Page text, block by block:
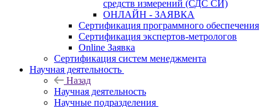
средств измерений (СДС СИ)
ОНЛАЙН - ЗАЯВКА
Сертификация программного обеспечения
Сертификация экспертов-метрологов
Online Заявка
Сертификация систем менеджмента
Научная деятельность
Назад
Научная деятельность
Научные подразделения